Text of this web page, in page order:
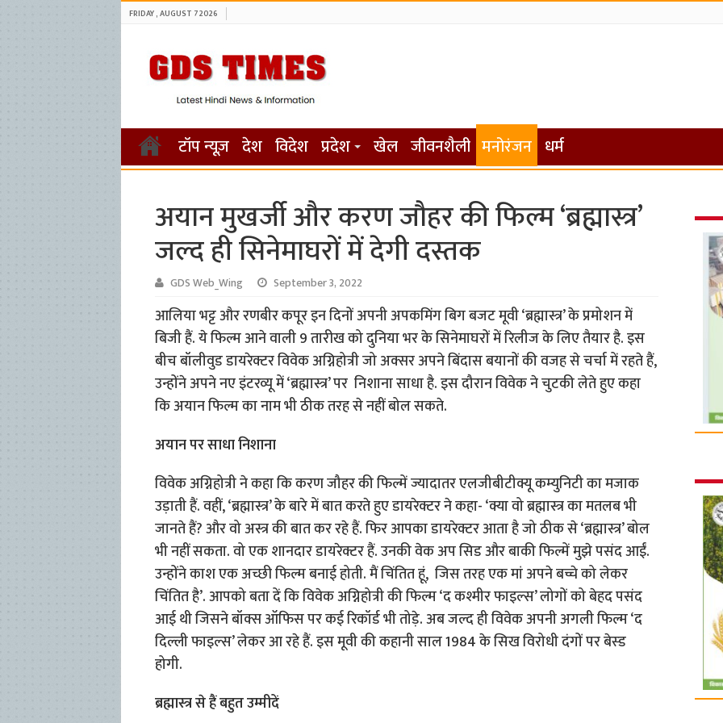
FRIDAY , AUGUST 7 2026
टॉप न्यूज़ देश विदेश प्रदेश खेल जीवनशैली मनोरंजन धर्म
अयान मुखर्जी और करण जौहर की फिल्म ‘ब्रह्मास्त्र’
जल्द ही सिनेमाघरों में देगी दस्तक
GDS Web_Wing September 3, 2022
आलिया भट्ट और रणबीर कपूर इन दिनों अपनी अपकमिंग बिग बजट मूवी ‘ब्रह्मास्त्र’ के प्रमोशन में
बिजी हैं. ये फिल्म आने वाली 9 तारीख को दुनिया भर के सिनेमाघरों में रिलीज के लिए तैयार है. इस
बीच बॉलीवुड डायरेक्टर विवेक अग्निहोत्री जो अक्सर अपने बिंदास बयानों की वजह से चर्चा में रहते हैं,
उन्होंने अपने नए इंटरव्यू में ‘ब्रह्मास्त्र’ पर निशाना साधा है. इस दौरान विवेक ने चुटकी लेते हुए कहा
कि अयान फिल्म का नाम भी ठीक तरह से नहीं बोल सकते.
अयान पर साधा निशाना
विवेक अग्निहोत्री ने कहा कि करण जौहर की फिल्में ज्यादातर एलजीबीटीक्यू कम्युनिटी का मजाक
उड़ाती हैं. वहीं, ‘ब्रह्मास्त्र’ के बारे में बात करते हुए डायरेक्टर ने कहा- ‘क्या वो ब्रह्मास्त्र का मतलब भी
जानते हैं? और वो अस्त्र की बात कर रहे हैं. फिर आपका डायरेक्टर आता है जो ठीक से ‘ब्रह्मास्त्र’ बोल
भी नहीं सकता. वो एक शानदार डायरेक्टर हैं. उनकी वेक अप सिड और बाकी फिल्में मुझे पसंद आईं.
उन्होंने काश एक अच्छी फिल्म बनाई होती. मैं चिंतित हूं, जिस तरह एक मां अपने बच्चे को लेकर
चिंतित है’. आपको बता दें कि विवेक अग्निहोत्री की फिल्म ‘द कश्मीर फाइल्स’ लोगों को बेहद पसंद
आई थी जिसने बॉक्स ऑफिस पर कई रिकॉर्ड भी तोड़े. अब जल्द ही विवेक अपनी अगली फिल्म ‘द
दिल्ली फाइल्स’ लेकर आ रहे हैं. इस मूवी की कहानी साल 1984 के सिख विरोधी दंगों पर बेस्ड
होगी.
ब्रह्मास्त्र से हैं बहुत उम्मीदें